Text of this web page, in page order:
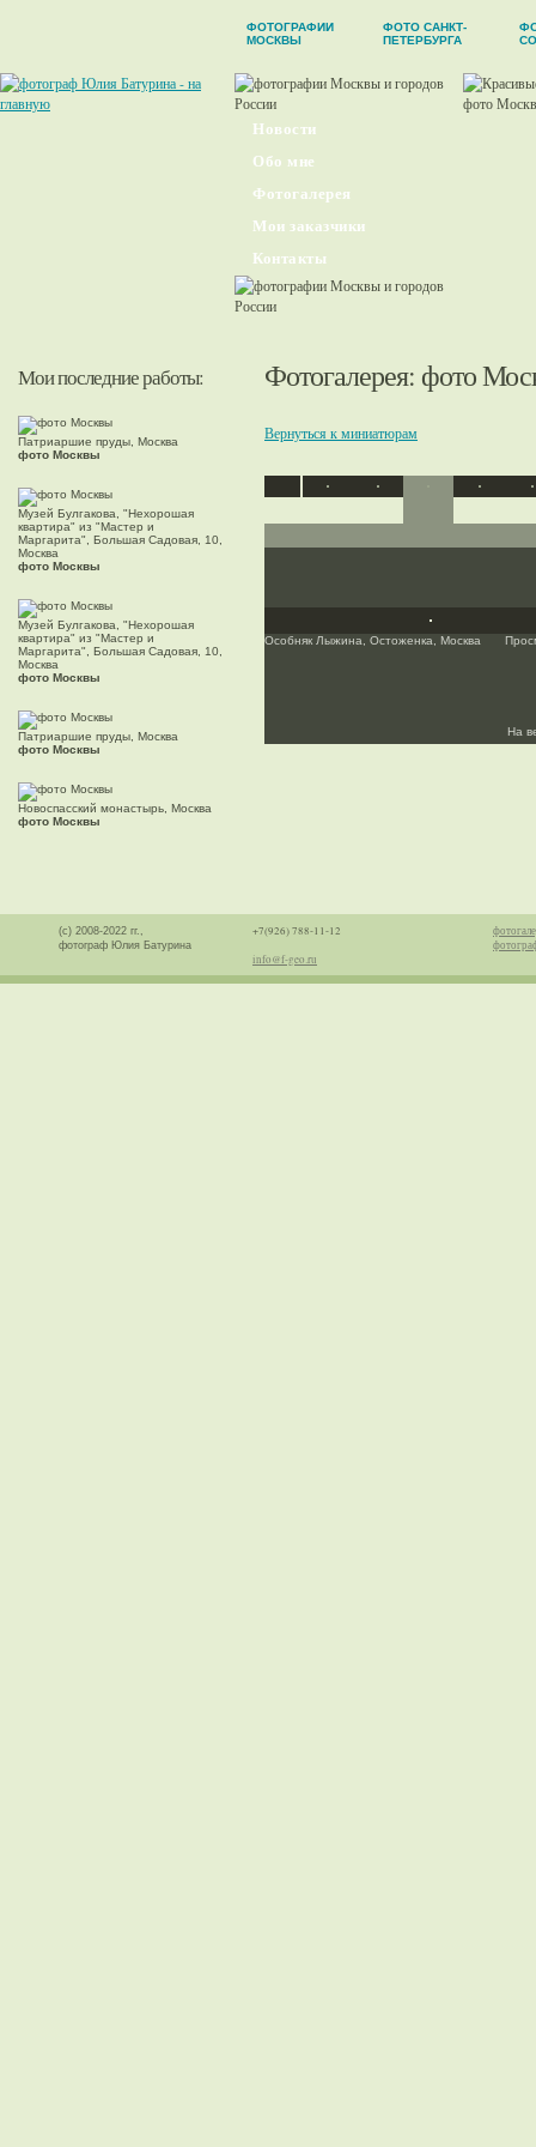
ФОТОГРАФИИ
МОСКВЫ
ФОТО САНКТ-
ПЕТЕРБУРГА
Новости
Обо мне
Фотогалерея
Мои заказчики
Контакты
Мои последние работы:
Патриаршие пруды, Москва
фото Москвы
Музей Булгакова, "Нехорошая
квартира" из "Мастер и
Маргарита", Большая Садовая, 10,
Москва
фото Москвы
Музей Булгакова, "Нехорошая
квартира" из "Мастер и
Маргарита", Большая Садовая, 10,
Москва
фото Москвы
Патриаршие пруды, Москва
фото Москвы
Новоспасский монастырь, Москва
фото Москвы
Фотогалерея: фото
Вернуться к миниатюрам
Особняк Лыжина, Остоженка, Москва
На
(с) 2008-2022 гг.,
фотограф Юлия Батурина
+7(926) 788-11-12
info@f-geo.ru